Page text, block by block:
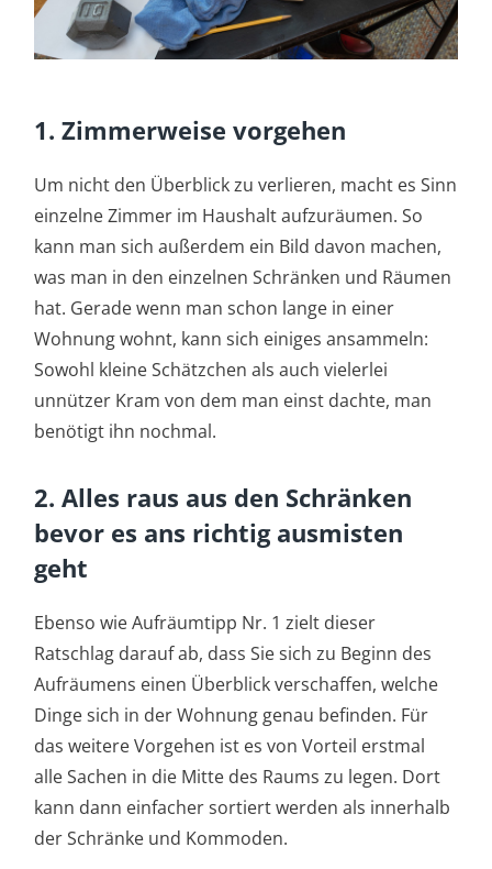
1. Zimmerweise vorgehen
Um nicht den Überblick zu verlieren, macht es Sinn
einzelne Zimmer im Haushalt aufzuräumen. So
kann man sich außerdem ein Bild davon machen,
was man in den einzelnen Schränken und Räumen
hat. Gerade wenn man schon lange in einer
Wohnung wohnt, kann sich einiges ansammeln:
Sowohl kleine Schätzchen als auch vielerlei
unnützer Kram von dem man einst dachte, man
benötigt ihn nochmal.
2. Alles raus aus den Schränken
bevor es ans richtig ausmisten
geht
Ebenso wie Aufräumtipp Nr. 1 zielt dieser
Ratschlag darauf ab, dass Sie sich zu Beginn des
Aufräumens einen Überblick verschaffen, welche
Dinge sich in der Wohnung genau befinden. Für
das weitere Vorgehen ist es von Vorteil erstmal
alle Sachen in die Mitte des Raums zu legen. Dort
kann dann einfacher sortiert werden als innerhalb
der Schränke und Kommoden.